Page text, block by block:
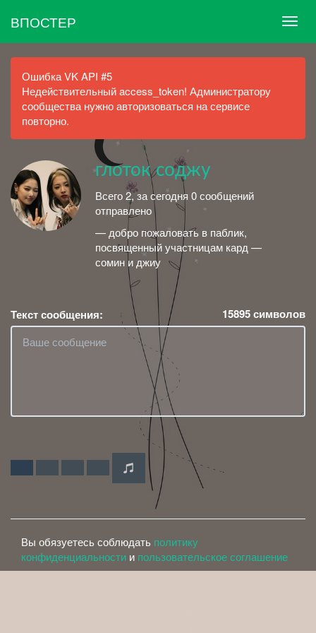
ВПОСТЕР
Ошибка VK API #5
Недействительный access_token! Администратору
сообщества нужно авторизоваться на сервисе
повторно.
глоток соджу
Всего 2, за сегодня 0 сообщений
отправлено
— добро пожаловать в паблик,
посвященный участницам кард —
сомин и джиу
Текст сообщения: 15895символов
Вы обязуетесь соблюдать политику
конфиденциальности и пользовательское соглашение